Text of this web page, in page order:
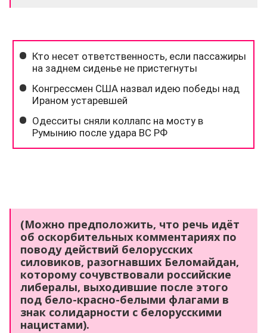
(Можно предположить, что речь идёт
об оскорбительных комментариях по
поводу действий белорусских
силовиков, разогнавших Беломайдан,
которому сочувствовали российские
либералы, выходившие после этого
под бело-красно-белыми флагами в
знак солидарности с белорусскими
нацистами).